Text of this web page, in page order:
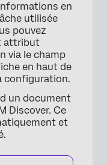
en
utilisée
pouvez
attribut
via le champ
en haut de
configuration.
un document
Discover. Ce
et